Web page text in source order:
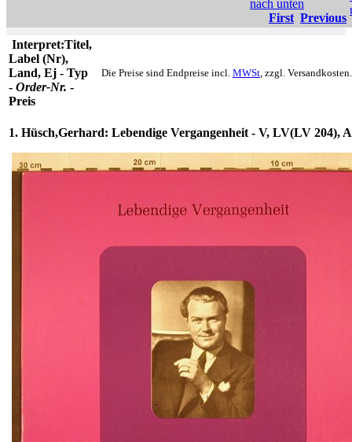
First Previous
Interpret:Titel,
Label (Nr),
Land, Ej - Typ
- Order-Nr. -
Preis
Die Preise sind Endpreise incl. MWSt, zzgl. Versandkosten.
1. Hüsch,Gerhard: Lebendige Vergangenheit - V, LV(LV 204),